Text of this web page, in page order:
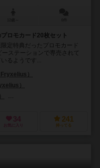
ロモカード20枚セット
定特典だったプロモカード
ステーションで専売されて
るようです...
）
）
34
お気に入り
241
持ってる